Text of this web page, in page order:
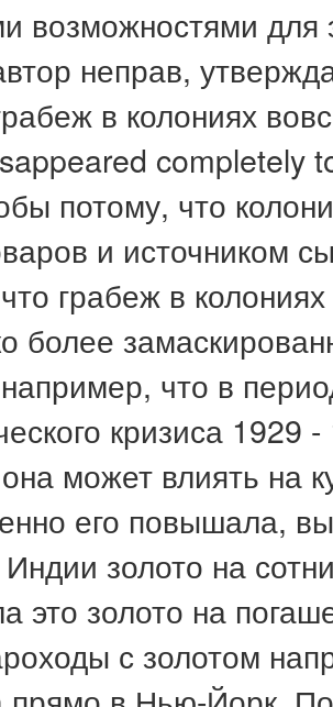
возможностями для
неправ,
в колониях
completely
потому, что
и источником
грабеж в
более
что в
кризиса 1929
может влиять на
его повышала,
золото на
это золото на
с золотом